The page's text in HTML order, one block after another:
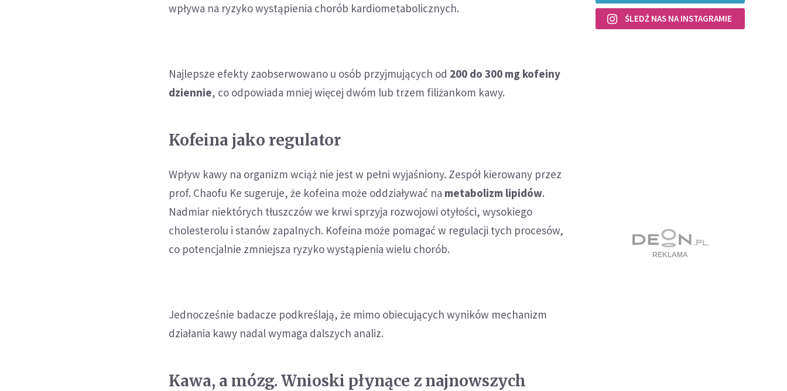
wpływa na ryzyko wystąpienia chorób kardiometabolicznych.
Najlepsze efekty zaobserwowano u osób przyjmujących od 200 do 300 mg kofeiny
dziennie, co odpowiada mniej więcej dwóm lub trzem filiżankom kawy.
Kofeina jako regulator
Wpływ kawy na organizm wciąż nie jest w pełni wyjaśniony. Zespół kierowany przez
prof. Chaofu Ke sugeruje, że kofeina może oddziaływać na metabolizm lipidów.
Nadmiar niektórych tłuszczów we krwi sprzyja rozwojowi otyłości, wysokiego
cholesterolu i stanów zapalnych. Kofeina może pomagać w regulacji tych procesów,
co potencjalnie zmniejsza ryzyko wystąpienia wielu chorób.
Jednocześnie badacze podkreślają, że mimo obiecujących wyników mechanizm
działania kawy nadal wymaga dalszych analiz.
Kawa, a mózg. Wnioski płynące z najnowszych
ŚLEDŹ NAS NA INSTAGRAMIE